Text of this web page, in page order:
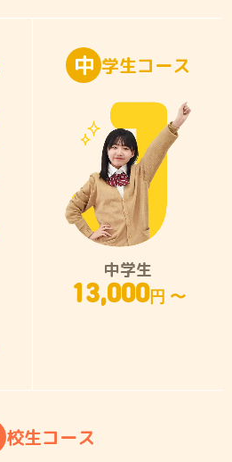
中 学生コース
中学生
13,000円 〜
校生コース